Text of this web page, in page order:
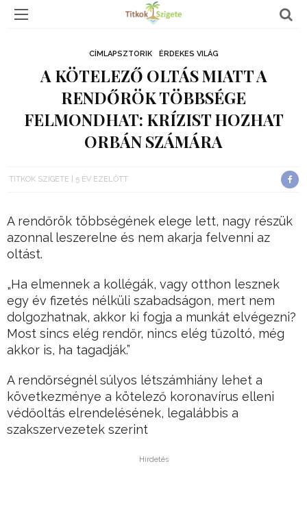
CÍMLAPSZTORIK ÉRDEKES VILÁG
A KÖTELEZŐ OLTÁS MIATT A
RENDŐRÖK TÖBBSÉGE
FELMONDHAT: KRÍZIST HOZHAT
ORBÁN SZÁMÁRA
TITKOK SZIGETE 5 ÉV EZELŐTT
A rendőrök többségének elege lett, nagy részük
azonnal leszerelne és nem akarja felvenni az
oltást.
„Ha elmennek a kollégák, vagy otthon lesznek
egy év fizetés nélküli szabadságon, mert nem
dolgozhatnak, akkor ki fogja a munkát elvégezni?
Most sincs elég rendőr, nincs elég tűzoltó, még
akkor is, ha tagadják.”
A rendőrségnél súlyos létszámhiány lehet a
következménye a kötelező koronavírus elleni
védőoltás elrendelésének, legalábbis a
szakszervezetek szerint
Hirdetés